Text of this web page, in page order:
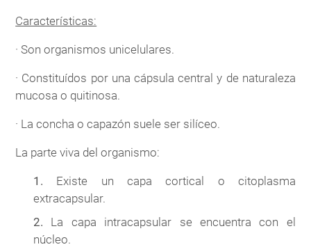
Características:
· Son organismos unicelulares.
· Constituídos por una cápsula central y de naturaleza
mucosa o quitinosa.
· La concha o capazón suele ser silíceo.
La parte viva del organismo:
1. Existe un capa cortical o citoplasma
extracapsular.
2. La capa intracapsular se encuentra con el
núcleo.